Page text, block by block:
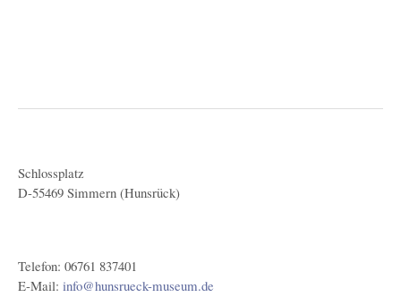
Schlossplatz
D-55469 Simmern (Hunsrück)
Telefon: 06761 837401
E-Mail: info@hunsrueck-museum.de